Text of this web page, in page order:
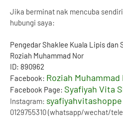
Jika berminat nak mencuba sendiri
hubungi saya:
Pengedar Shaklee Kuala Lipis dan
Roziah Muhammad Nor
ID: 890962
Facebook: Roziah Muhammad
Facebook Page: Syafiyah Vita
Instagram: syafiyahvitashoppe
0129755310 (whatsapp/wechat/